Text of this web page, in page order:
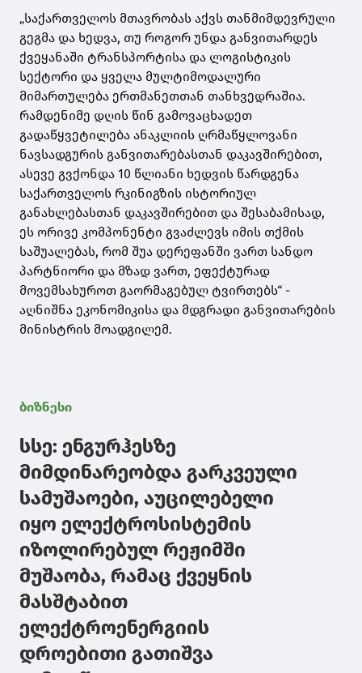
„საქართველოს მთავრობას აქვს თანმიმდევრული
გეგმა და ხედვა, თუ როგორ უნდა განვითარდეს
ქვეყანაში ტრანსპორტისა და ლოგისტიკის
სექტორი და ყველა მულტიმოდალური
მიმართულება ერთმანეთთან თანხვედრაშია.
რამდენიმე დღის წინ გამოვაცხადეთ
გადაწყვეტილება ანაკლიის ღრმაწყლოვანი
ნავსადგურის განვითარებასთან დაკავშირებით,
ასევე გვქონდა 10 წლიანი ხედვის წარდგენა
საქართველოს რკინიგზის ისტორიულ
განახლებასთან დაკავშირებით და შესაბამისად,
ეს ორივე კომპონენტი გვაძლევს იმის თქმის
საშუალებას, რომ შუა დერეფანში ვართ სანდო
პარტნიორი და მზად ვართ, ეფექტურად
მოვემსახუროთ გაორმაგებულ ტვირთებს“ -
აღნიშნა ეკონომიკისა და მდგრადი განვითარების
მინისტრის მოადგილემ.
ბიზნესი
სსე: ენგურჰესზე
მიმდინარეობდა გარკვეული
სამუშაოები, აუცილებელი
იყო ელექტროსისტემის
იზოლირებულ რეჟიმში
მუშაობა, რამაც ქვეყნის
მასშტაბით
ელექტროენერგიის
დროებითი გათიშვა